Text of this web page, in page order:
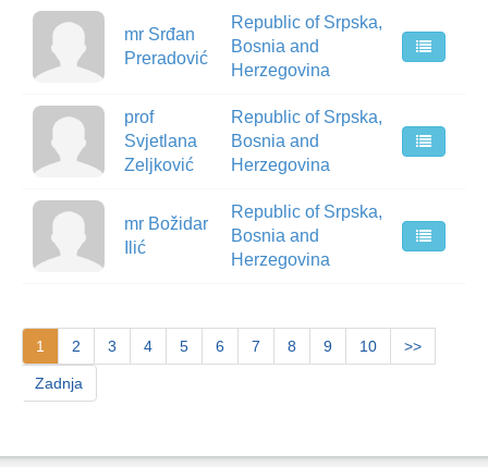
mr Srđan
Preradović
Republic of Srpska,
Bosnia and
Herzegovina
prof
Svjetlana
Zeljković
Republic of Srpska,
Bosnia and
Herzegovina
mr Božidar
Ilić
Republic of Srpska,
Bosnia and
Herzegovina
1 2 3 4 5 6 7 8 9 10 >>
Zadnja